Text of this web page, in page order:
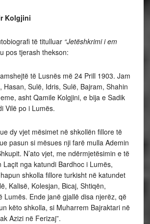
Kolgjini
të titulluar “Jetëshkrimi i em
pos tjerash thekson:
të Lusnës më 24 Prill 1903. Jam
Hasan, Sulë, Idris, Sulë, Bajram, Shahin
asht Qamile Kolgjini, e bija e Sadik
Vilë po i Lumës.
dy vjet mësimet në shkollën fillore të
pasun si mësues nji farë mulla Ademin
N’ato vjet, me ndërmjetësimin e të
Laçit nga katundi Bardhoc i Lumës,
shkolla fillore turkisht në katundet
Kalisë, Kolesjan, Bicaj, Shtiqën,
Lumës. Ende janë gjallë disa njerëz, që
këto shkolla, si Muharrem Bajraktari në
Azizi në Ferizaj”.